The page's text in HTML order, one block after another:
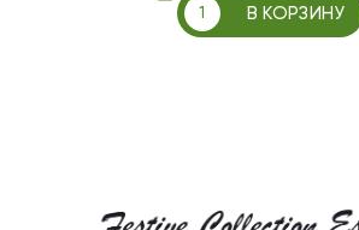
В КОРЗИНУ